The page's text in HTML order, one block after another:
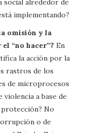
implementando?
omisión y la
“no hacer”? En
la acción por la
rastros de los
de microprocesos
a base de
No
o de